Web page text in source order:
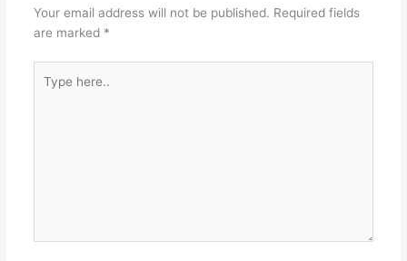
Your email address will not be published. Required fields
are marked *
here..